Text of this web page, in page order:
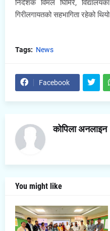
निर्देशक विमल घिमिरे,
गिरीलगायतको सहभागिता रहेको
Tags: News
Facebook
कोपिला
You might like